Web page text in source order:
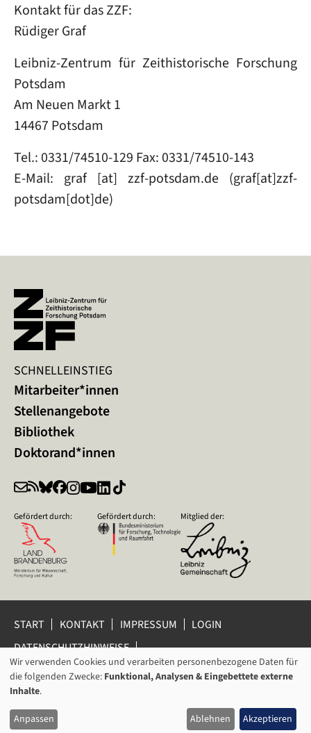
Kontakt für das ZZF:
Rüdiger Graf
Leibniz-Zentrum für Zeithistorische Forschung
Potsdam
Am Neuen Markt 1
14467 Potsdam
Tel.: 0331/74510-129 Fax: 0331/74510-143
E-Mail: graf[at] zzf-potsdam.de (graf[at]zzf-
potsdam[dot]de)
SCHNELLEINSTIEG
Mitarbeiter*innen
Stellenangebote
Bibliothek
Doktorand*innen
Gefördert durch: Gefördert durch: Mitglied der:
START KONTAKT IMPRESSUM
LOGIN
DATENSCHUTZHINWEISE
DATENSCHUTZ-EINSTELLUNGEN
HINWEISGEBERSCHUTZ
(ZZF) e.V.
VERWENDUNG
VON
PERSONENBEZOGENEN
Wir verwenden Cookies und verarbeiten personenbezogene Daten für
die folgenden Zwecke: Funktional, Analysen & Eingebettete externe
Inhalte.
Anpassen Ablehnen Akzeptieren